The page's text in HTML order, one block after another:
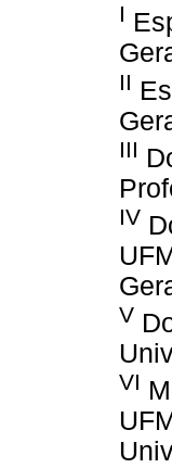
I
II
III
IV
V
VI